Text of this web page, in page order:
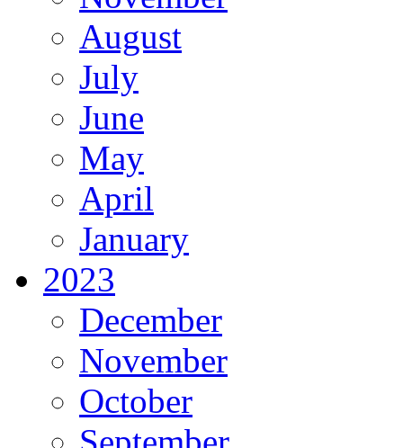
August
July
June
May
April
January
2023
December
November
October